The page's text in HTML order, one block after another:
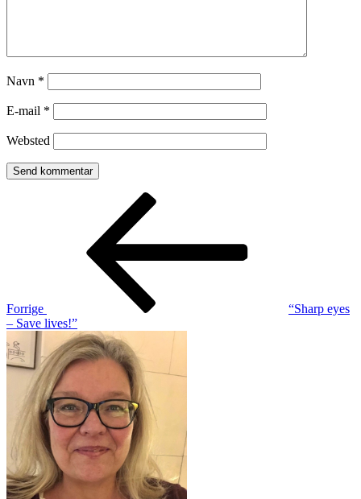
Navn *
E-mail *
Websted
Indlægsnavigation
Forrige
“Sharp eyes
– Save lives!”